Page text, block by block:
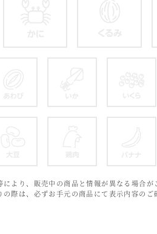
より、販売中の商品と情報が異なる場合が
の際は、必ずお手元の商品にて表示内容のご